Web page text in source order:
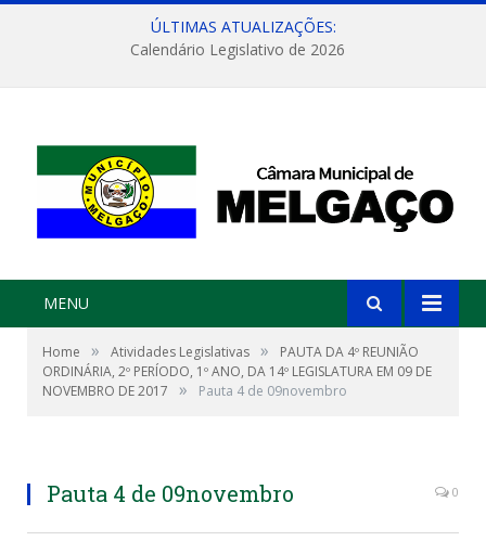
ÚLTIMAS ATUALIZAÇÕES:
Calendário Legislativo de 2026
MENU
Home » Atividades Legislativas »
PAUTA DA 4º REUNIÃO
ORDINÁRIA, 2º PERÍODO, 1º ANO, DA 14º LEGISLATURA EM 09 DE
NOVEMBRO DE 2017
» Pauta 4 de 09novembro
Pauta 4 de 09novembro 0